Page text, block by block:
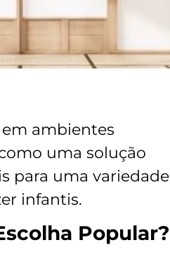
ambientes
uma solução
para uma variedade
infantis.
Popular?